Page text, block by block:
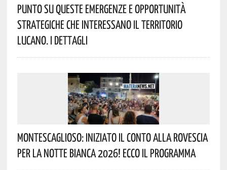
Punto Su Queste Emergenze E Opportunità
Strategiche Che Interessano Il Territorio
Lucano. I Dettagli
Montescaglioso: Iniziato Il Conto Alla Rovescia
Per La Notte Bianca 2026! Ecco Il Programma